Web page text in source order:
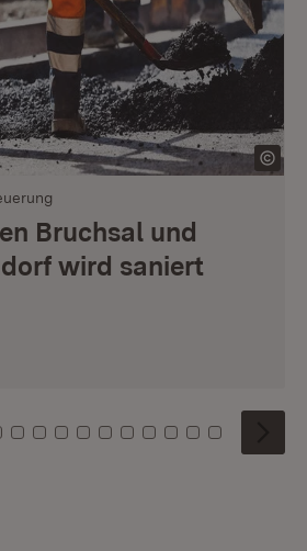
Bruchsal und
wird saniert
0 1 2 3
Kachel: 4
Zu Kachel: 5
Zu Kachel: 6
Zu Kachel: 7
Zu Kachel: 8
Zu Kachel: 9
Zu Kachel: 10
Zu Kachel: 11
Zu Kachel: 12
Zu Kachel:
Zu